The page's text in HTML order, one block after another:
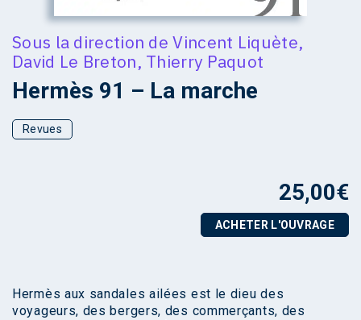
Sous la direction deVincent Liquète,
David Le Breton, Thierry Paquot
Hermès 91 – La marche
Revues
25,00€
ACHETER L'OUVRAGE
Hermès aux sandales ailées est le dieu des
voyageurs, des bergers, des commerçants, des